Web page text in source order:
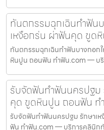
ทันตกรรมฉุกเฉินทำฟัน
เหงือกร่น ผ่าฟันคุด ขู
ทันตกรรมฉุกเฉินทำฟันบางกอก
หินปูน ถอนฟัน ทำฟัน.com — บ
รับจัดฟันทำฟันนครปฐม
คุด ขูดหินปูน ถอนฟัน ท
รับจัดฟันทำฟันนครปฐม รักษาเ
ฟัน ทำฟัน.com — บริการคลินิก